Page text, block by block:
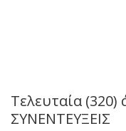
Τελευταία (320)
ΣΥΝΕΝΤΕΥΞΕΙΣ